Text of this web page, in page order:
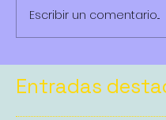
Escribir un comentario...
Entradas